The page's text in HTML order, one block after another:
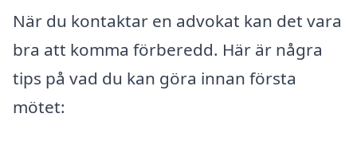
När du kontaktar en advokat kan det vara
bra att komma förberedd. Här är några
tips på vad du kan göra innan första
mötet: